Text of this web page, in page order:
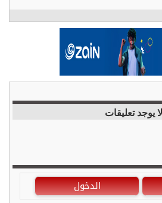
لا يوجد تعليقات
الدخول